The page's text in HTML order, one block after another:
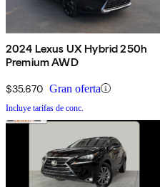
2024 Lexus UX Hybrid 250h
Premium AWD
$35,670 Gran oferta
Incluye tarifas de conc.